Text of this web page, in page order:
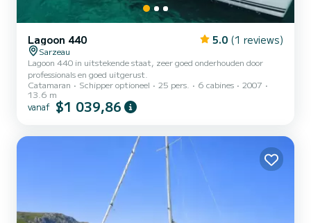
Lagoon 440 5.0 (1 reviews)
Sarzeau
Lagoon 440 in uitstekende staat, zeer goed onderhouden door
professionals en goed uitgerust.
Catamaran
Schipper optioneel 25 pers. 6 cabines
2007
13.6 m
vanaf $1 039,86